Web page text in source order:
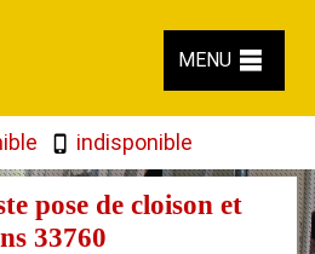
MENU
indisponible
pose de cloison et
33760